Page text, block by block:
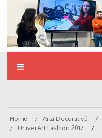
Home Artă Decorativă
UniverArt Fashion 2017